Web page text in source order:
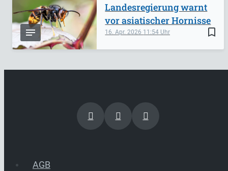
bookmark_border
16. Apr. 2026 11:54
Landesregierung warnt
vor asiatischer Hornisse
AGB